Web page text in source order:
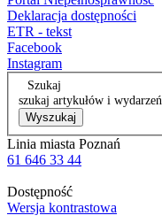
Deklaracja dostępności
ETR - tekst
Facebook
Instagram
Szukaj
szukaj artykułów i wydarzeń
Wyszukaj
Linia miasta Poznań
61 646 33 44
Dostępność
Wersja kontrastowa